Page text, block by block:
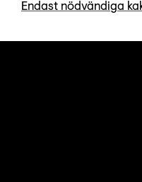
Endast nödvändiga
Forum play